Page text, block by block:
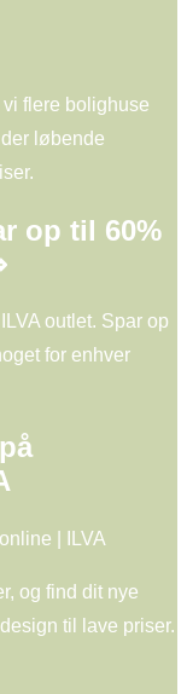
flere bolighuse
løbende
op til 60%
outlet. Spar op
for enhver
| ILVA
og find dit nye
til lave priser.